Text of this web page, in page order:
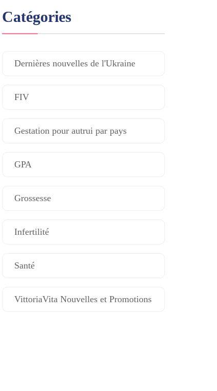
Catégories
Dernières nouvelles de l'Ukraine
FIV
Gestation pour autrui par pays
GPA
Grossesse
Infertilité
Santé
VittoriaVita Nouvelles et Promotions